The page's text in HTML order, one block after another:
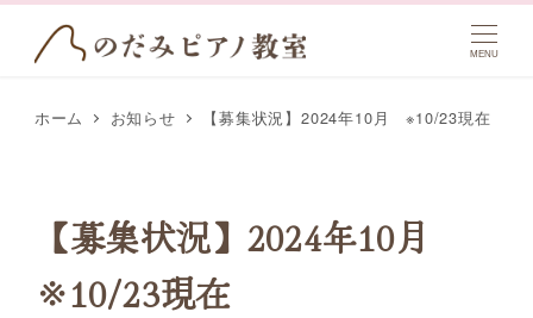
MENU
ホーム お知らせ 【募集状況】2024年10月 ※10/23現在
【募集状況】2024年10月
※10/23現在